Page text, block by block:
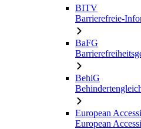
BITV
Barrierefreie-
BaFG
BehiG
European
European